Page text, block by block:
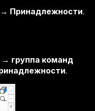
Принадлежности.
→ группа команд
.